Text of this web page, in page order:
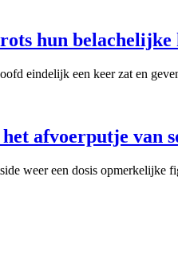
hun belachelijke
eindelijk een keer zat en
afvoerputje van
weer een dosis